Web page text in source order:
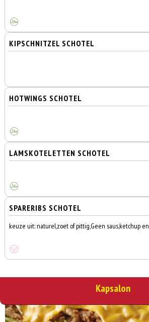
KIPSCHNITZEL SCHOTEL
HOTWINGS SCHOTEL
LAMSKOTELETTEN SCHOTEL
SPARERIBS SCHOTEL
keuze uit: naturel,zoet of pittig,Geen saus,ketchup
Kapsalon